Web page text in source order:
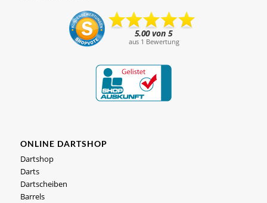
ONLINE DARTSHOP
Dartshop
Darts
Dartscheiben
Barrels